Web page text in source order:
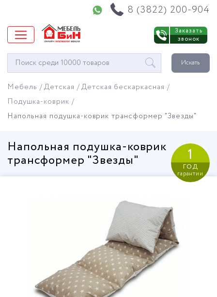
8 (3822) 200-904
Заказать
звонок
Окно
поиска
Искать
Мебель Детская
Детская бескаркасная
Подушка-коврик
Напольная подушка-коврик трансформер "Звезды"
Напольная подушка-коврик
трансформер "Звезды"
1
год
гарантии